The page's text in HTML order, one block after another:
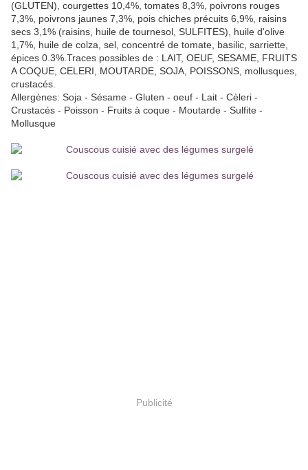
(GLUTEN), courgettes 10,4%, tomates 8,3%, poivrons rouges
7,3%, poivrons jaunes 7,3%, pois chiches précuits 6,9%, raisins
secs 3,1% (raisins, huile de tournesol, SULFITES), huile d'olive
1,7%, huile de colza, sel, concentré de tomate, basilic, sarriette,
épices 0.3%.Traces possibles de : LAIT, OEUF, SESAME, FRUITS
A COQUE, CELERI, MOUTARDE, SOJA, POISSONS, mollusques,
crustacés.
Allergènes: Soja - Sésame - Gluten - oeuf - Lait - Cèleri -
Crustacés - Poisson - Fruits à coque - Moutarde - Sulfite -
Mollusque
Publicité